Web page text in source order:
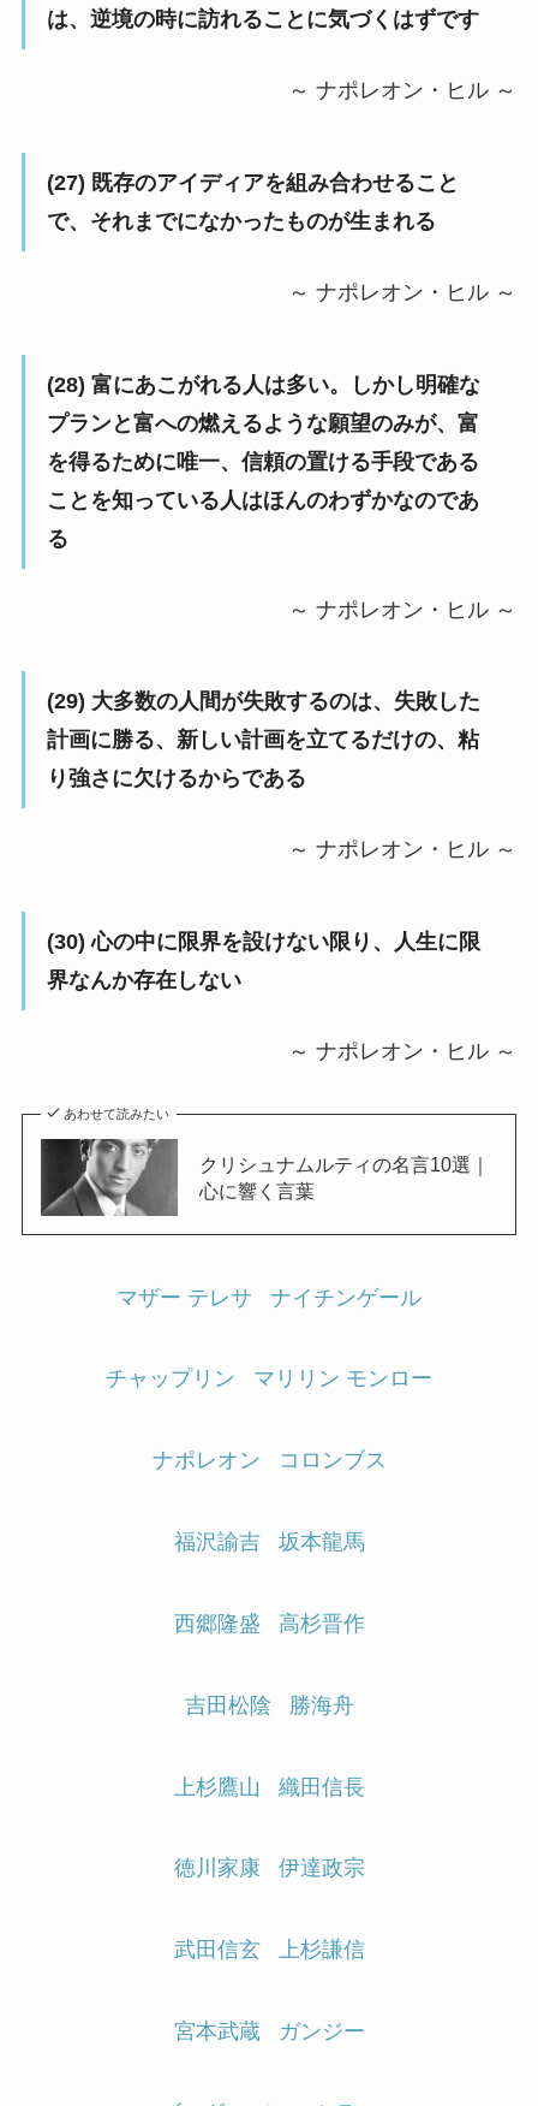
は、逆境の時に訪れることに気づくはずです
～ ナポレオン・ヒル ～
(27) 既存のアイディアを組み合わせること
で、それまでになかったものが生まれる
～ ナポレオン・ヒル ～
(28) 富にあこがれる人は多い。しかし明確な
プランと富への燃えるような願望のみが、富
を得るために唯一、信頼の置ける手段である
ことを知っている人はほんのわずかなのであ
る
～ ナポレオン・ヒル ～
(29) 大多数の人間が失敗するのは、失敗した
計画に勝る、新しい計画を立てるだけの、粘
り強さに欠けるからである
～ ナポレオン・ヒル ～
(30) 心の中に限界を設けない限り、人生に限
界なんか存在しない
～ ナポレオン・ヒル ～
あわせて読みたい
クリシュナムルティの名言10選｜
心に響く言葉
マザー テレサ ナイチンゲール
チャップリン マリリン モンロー
ナポレオン コロンブス
福沢諭吉 坂本龍馬
西郷隆盛 高杉晋作
吉田松陰 勝海舟
上杉鷹山 織田信長
徳川家康 伊達政宗
武田信玄 上杉謙信
宮本武蔵 ガンジー